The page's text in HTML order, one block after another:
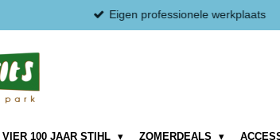
Eigen professionele werkplaats
VIER 100 JAAR STIHL ZOMERDEALS